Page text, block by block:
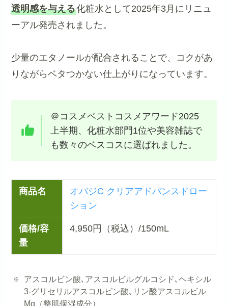
透明感を与える化粧水として2025年3月にリニュ
ーアル発売されました。
少量のエタノールが配合されることで、コクがあ
りながらベタつかない仕上がりになっています。
＠コスメベストコスメアワード2025
上半期、化粧水部門1位や美容雑誌で
も数々のベスコスに選ばれました。
商品名
オバジC クリアアドバンスドロー
ション
価格/容
量
4,950円（税込）/150mL
アスコルビン酸､アスコルビルグルコシド､ヘキシル
3-グリセリルアスコルビン酸､リン酸アスコルビル
Mg（整肌保湿成分）